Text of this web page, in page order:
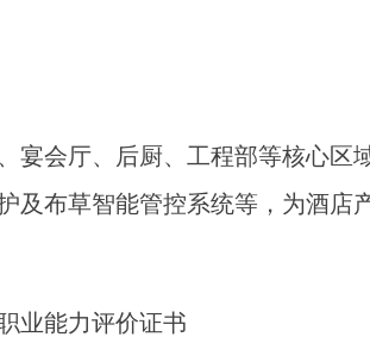
宴会厅、后厨、工程部等核心区
及布草智能管控系统等，为酒店
业能力评价证书